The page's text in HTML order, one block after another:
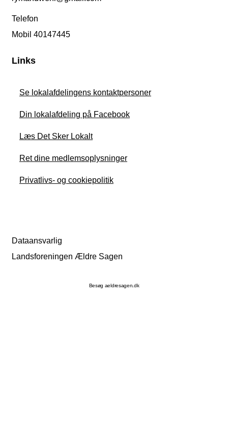
Telefon
Mobil 40147445
Links
Se lokalafdelingens kontaktpersoner
Din lokalafdeling på Facebook
Læs Det Sker Lokalt
Ret dine medlemsoplysninger
Privatlivs- og cookiepolitik
Dataansvarlig
Landsforeningen Ældre Sagen
Besøg aeldresagen.dk